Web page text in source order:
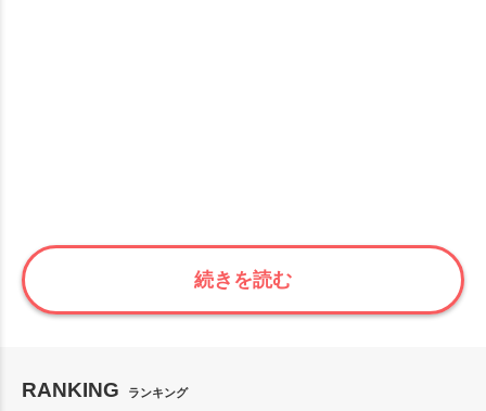
続きを読む
RANKING ランキング